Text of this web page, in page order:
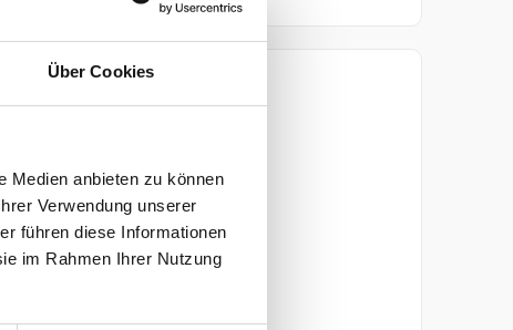
Über Cookies
Medien anbieten zu können
Verwendung unserer
führen diese Informationen
im Rahmen Ihrer Nutzung
April 2026
März 2026
November 2025
Oktober 2025